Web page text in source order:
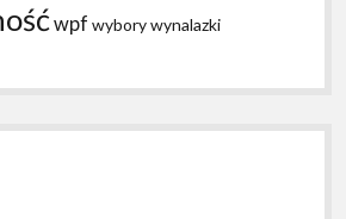
wpf wyborywynalazki